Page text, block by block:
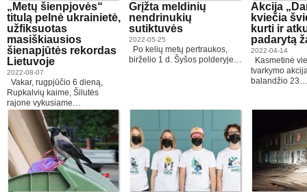
„Metų šienpjovės“
titulą pelnė ukrainietė,
užfiksuotas
masiškiausios
šienapjūtės rekordas
Lietuvoje
2022-08-07
Vakar, rugpjūčio 6 dieną,
Rupkalvių kaime, Šilutės
rajone vykusiame…
Grįžta meldinių
nendrinukių
sutiktuvės
2022-05-25
Po kelių metų pertraukos,
birželio 1 d. Šyšos polderyje…
Akcija
kviečia
kurti ir
padarytą
2022-04-14
Kasmetinė
tvarkymo
balandžio 23…